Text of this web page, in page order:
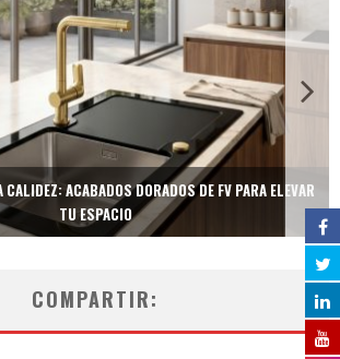
CALIDEZ: ACABADOS DORADOS DE FV PARA ELEVAR
TU ESPACIO
COMPARTIR: